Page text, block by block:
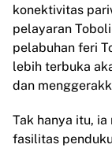
konektivitas
pelayaran
pelabuhan feri
lebih terbuka
dan
Tak hanya itu,
fasilitas